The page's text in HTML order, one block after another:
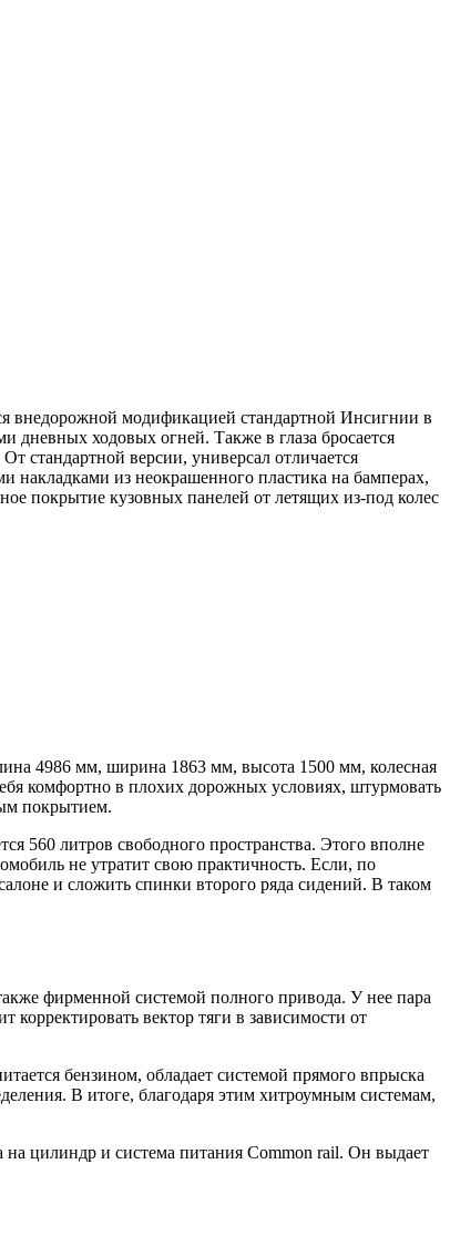
внедорожной модификацией стандартной Инсигнии в
дневных ходовых огней. Также в глаза бросается
стандартной версии, универсал отличается
из неокрашенного пластика на бамперах,
покрытие кузовных панелей от летящих из-под колес
4986 мм, ширина 1863 мм, высота 1500 мм, колесная
комфортно в плохих дорожных условиях, штурмовать
покрытием.
560 литров свободного пространства. Этого вполне
не утратит свою практичность. Если, по
и сложить спинки второго ряда сидений. В таком
фирменной системой полного привода. У нее пара
вектор тяги в зависимости от
бензином, обладает системой прямого впрыска
В итоге, благодаря этим хитроумным системам,
на цилиндр и система питания Common rail. Он выдает